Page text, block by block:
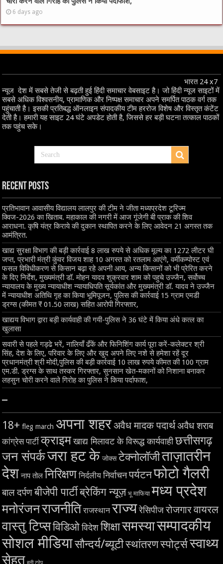
6 days ago
भारत 24 x7
न्यूज देश में सबसे तेजी से बढ़ती हुई हिंदी समाचार वेबसाइट है। जो हिंदी न्यूज साइटों में
सबसे अधिक विश्वसनीय, प्रामाणिक और निष्पक्ष समाचार अपने समर्पित पाठक वर्ग तक
पहुंचाती है। इसकी प्रतिबद्ध ऑनलाइन संपादकीय टीम हररोज विशेष और विस्तृत कंटेंट
देती है। हमारी यह साइट 24 घंटे अपडेट होती है, जिससे हर बड़ी घटना तत्काल पाठकों
तक पहुंच सके।
Recent Posts
प्रतिभावान आवासीय विद्यालय लालपुर की टीम ने जीता मध्यप्रदेश टूरिज्म
क्विज-2026 का खिताब. महाकाल की नगरी में आज गूंजेगी बी प्राक की शिव
आराधना. कृषि यंत्र किराये की दुकान स्थापित करने के लिए आवेदन 21 अगस्त तक
आमंत्रित.
खाद्य सुरक्षा विभाग की बड़ी कार्रवाई 8 लाख रुपये से अधिक मूल्य का 1272 लीटर घी
जप्त, प्रभारी मंत्री कुंवर विजय शाह 10 अगस्त को रतलाम आएंगे, वर्मीकम्पोस्ट एवं
फसल विविधीकरण से किसान बढ़ा रहे अपनी आय, अन्य किसानों को भी प्रेरित करने
के दिए निर्देश, मुख्यमंत्री डॉ. मोहन यादव शुक्रवार शाम को पहुचे उज्जैन, सर्वोच्च
न्यायालय के मुख्‍य न्‍यायाधीश न्यायाधिपति सूर्यकांत और मुख्यमंत्री डॉ. यादव ने उज्जैन
में न्यायाधीश अतिथि गृह का किया भूमिपूजन, पुलिस की कार्रवाई 15 ग्राम एमडी
ड्रग्स (कीमत ₹ 01.50 लाख) सहित आरोपी गिरफ्तार,
खाद्यय विभाग द्वारा बड़ी कार्यवाही की गयी-पुलिस ने 36 घंटे में किया अंधे कत्ल का
खुलासा
सवारी से पहले गड्ढे भरें, नालियाँ ढँकें और फिनिशिंग कार्य पूरा करें-कलेक्टर श्री
सिंह, देश के लिए, परिवार के लिए और खुद अपने लिए नशे से हमेशा रहें दूर
प्रधानमंत्री श्री मोदी,पुलिस की बड़ी कार्रवाई 10 लाख रुपये कीमत की 100 ग्राम
एम.डी. ड्रग्स के साथ तस्कर गिरफ्तार, सुनसान खेत-मकानों को निशाना बनाकर
लहसुन चोरी करने वाले गिरोह का पुलिस ने किया पर्दाफाश,
–
18+ fleg march अपना शहरअवैध मादक पदार्थअवैध शराब
कांग्रेस पार्टी क्राइमखाद्य मिलावट के विरूद्ध कार्यवाहीछत्तीसगढ़
जन संपर्कजरा हट के जोक्स टेक्नोलॉजीताज़ातरीन
देश नाप तोल निरिक्षण निर्दलीय निर्वाचनपर्यटनफोटो गैलरी
बाल दर्पणबीजेपी पार्टीब्रेकिंग न्यूज़ भू माफिया मध्य प्रदेश
मनोरंजनराजनीति राजस्थान राज्यरेसिपीज रोजगारवायरल
वास्तु टिप्सविडिओ विदेश शिक्षासमस्यासम्पादकीय
सोशल मीडियासौन्दर्य/ब्यूटीस्थांतरणस्पोर्ट्सस्वाथ्य
सेहत हनी ट्रेप